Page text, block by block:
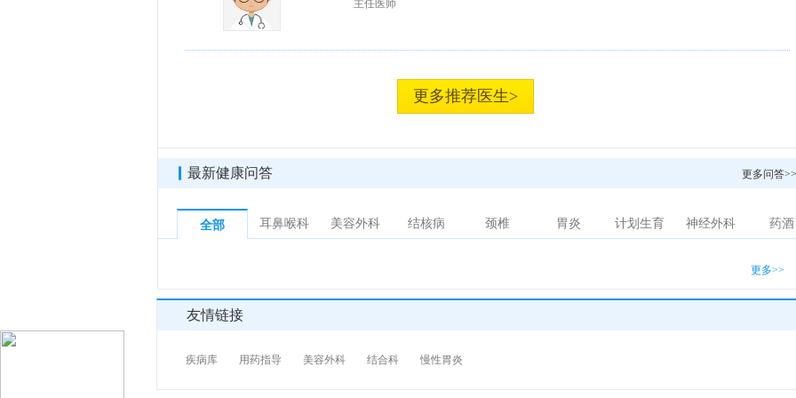
主任医师
更多推荐医生>
最新健康问答 更多问答>>
全部 耳鼻喉科 美容外科 结核病 颈椎 胃炎 计划生育 神经外科 药酒
更多>>
友情链接
疾病库 用药指导 美容外科 结合科 慢性胃炎